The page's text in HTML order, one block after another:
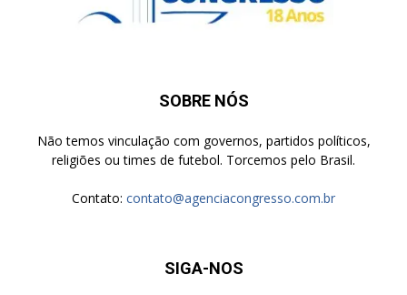
SOBRE NÓS
Não temos vinculação com governos, partidos políticos,
religiões ou times de futebol. Torcemos pelo Brasil.
Contato: contato@agenciacongresso.com.br
SIGA-NOS